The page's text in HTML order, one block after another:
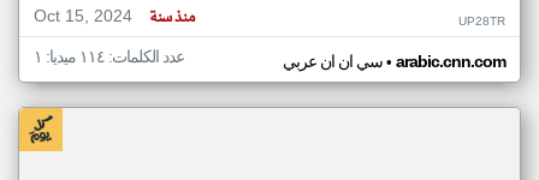
Oct 15, 2024
منذ سنة UP28TR
سي ان ان عربي• arabic.cnn.com عدد الكلمات: ١١٤ ميديا: ١